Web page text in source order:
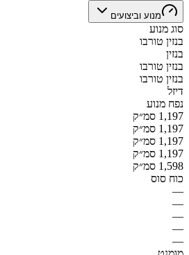
מנוע וביצועים
סוג מנוע
בנזין טורבו
בנזין
בנזין טורבו
בנזין טורבו
דיזל
נפח מנוע
1,197 סמ״ק
1,197 סמ״ק
1,197 סמ״ק
1,197 סמ״ק
1,598 סמ״ק
כוח סוס
—
—
—
—
—